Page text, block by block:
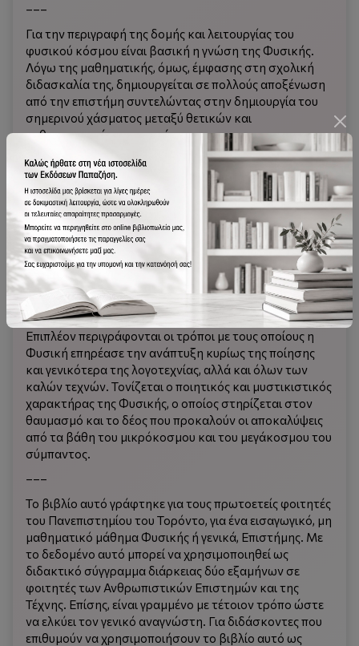
–––
Για την περιγραφή της δομής και λειτουργίας του
φυσικού κόσμου είναι βασική η γνώση της Φυσικής.
Λόγω της μαθηματικής, όμως, έμφασης στη σχολική
διδασκαλία της, δημιουργείται σε πολλούς αποξένωση
από την επιστήμη συντελώντας στην δημιουργία του
σημερινού χάσματος μεταξύ θετικών και
ανθρωπιστικών επιστημών.
Στο βιβλίο εξιστορείται η εξέλιξη της Φυσικής ως
πανανθρώπινης προσπάθειας της παρατήρησης και της
επιστημονικής σκέψης για την περιγραφή του φυσικού
κόσμου. Αποφεύγοντας τη χρήση Μαθηματικών,
παρουσιάζονται όλοι οι κλάδοι της Φυσικής,
αναπτύσσονται οι έννοιες και οι ιδέες της και
περιγράφονται οι νόμοι και τα πειράματα που τους
ανέδειξαν. Αποδίδεται κάπως περισσότερη έμφαση και
ανάλυση στη σύγχρονη Φυσική, γιατί οι έννοιές της
συμβαδίζουν λιγότερο με τη διαίσθησή μας.
Επιπλέον περιγράφονται οι τρόποι με τους οποίους η
Φυσική επηρέασε την ανάπτυξη κυρίως της ποίησης
και γενικότερα της λογοτεχνίας, αλλά και όλων των
καλών τεχνών. Τονίζεται ο ποιητικός και μυστικιστικός
χαρακτήρας της Φυσικής, ο οποίος στηρίζεται στον
θαυμασμό και το δέος που προκαλούν οι αποκαλύψεις
από τα βάθη του μικρόκοσμου και του μεγάκοσμου του
σύμπαντος.
–––
Το βιβλίο αυτό γράφτηκε για τους πρωτοετείς φοιτητές
του Πανεπιστημίου του Τορόντο, για ένα εισαγωγικό, μη
μαθηματικό μάθημα Φυσικής ή γενικά, Επιστήμης. Με
το δεδομένο αυτό μπορεί να χρησιμοποιηθεί ως
διδακτικό σύγγραμμα διάρκειας δύο εξαμήνων σε
φοιτητές των Ανθρωπιστικών Επιστημών και της
Τέχνης. Επίσης, είναι γραμμένο με τέτοιον τρόπο ώστε
να ελκύει τον γενικό αναγνώστη. Για διδάσκοντες που
επιθυμούν να χρησιμοποιήσουν το βιβλίο αυτό ως